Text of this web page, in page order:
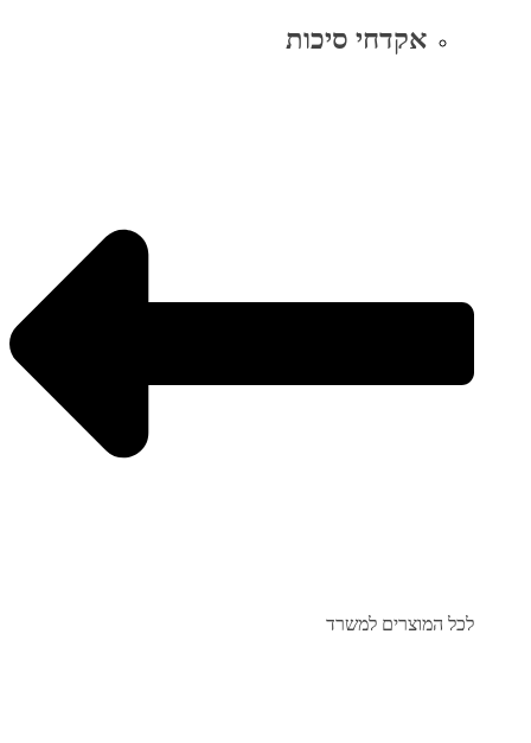
אקדחי סיכות
לכל המוצרים למשרד